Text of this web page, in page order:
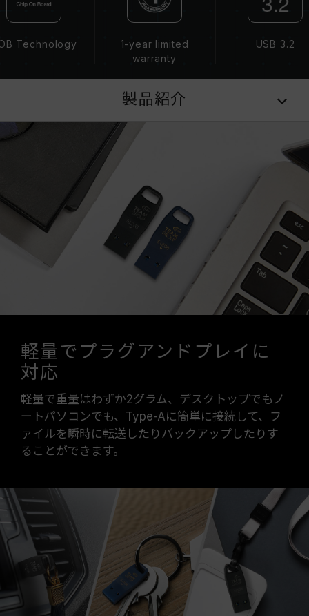
Technology
1-year limited
warranty
USB 3.2
製品紹介
軽量でプラグアンドプレイに
対応
軽量で重量はわずか2グラム、デスクトップでもノ
ートパソコンでも、Type-Aに簡単に接続して、フ
ァイルを瞬時に転送したりバックアップしたりす
ることができます。